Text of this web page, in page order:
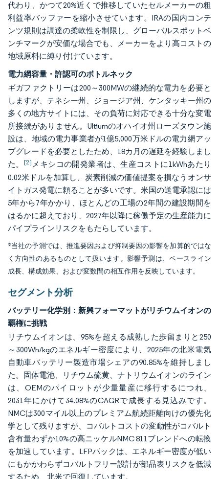
代わり、かつて20%近くで推移していたセルメーカーの粗
利益率バッファーを縮小させています。IRAの国内コンテ
ンツ規則は調達の柔軟性を制限し、グローバルスポットベ
ンチマークが安価な場合でも、メーカーをより高コストの
地域原料に縛り付けています。
電力網容量・許認可のボトルネック
ギガファクトリーは200～300MWの継続的な電力を必要と
しますが、テネシー州、ジョージア州、ケンタッキー州の
多くの地方サイトには、その負荷に対応できる十分な変電
所接続がありません。Ultiumのオハイオ州ローズタウン施
設は、地域の電力事業者が1億5,000万米ドルの電力網アッ
プグレードを必要としたため、18カ月の遅延を経験しまし
た。 [2]メキシコの開発業者は、生産コストに1kWhあたり
0.02米ドルを加算し、炭素削減の価値提案を損なうオンサ
イトガス発電に頼ることが多いです。米国の送電承認には
5年から7年かかり、ほとんどの工場の2年間の建設期間を
はるかに超えており、2027年以降に稼働予定の生産能力に
パイプラインリスクをもたらしています。
*当社の予測では、推進要因および抑制要因の影響を加算的ではな
く方向性のあるものとして扱います。影響予測は、ベースライン
成長、構成効果、および変数間の相互作用を反映しています。
セグメント分析
バッテリー化学別：新興フォーマットがリチウムイオンの
覇権に挑戦
リチウムイオンは、95%を超える成熟した歩留まりと250
～300Wh/kgのエネルギー密度により、2025年の北米電気
自動車バッテリー製造市場シェアの90.85%を維持しまし
た。固体電池、リチウム硫黄、ナトリウムイオンのライン
は、OEMのパイロットが少量量産に移行するにつれ、
2031年にかけて34.08%のCAGRで成長する見込みです。
NMCは300マイル以上のプレミアム航続距離向けの優先化
学として残りますが、コバルトコストの変動性がコバルト
含有量わずか10%の高ニッケルNMC 811ブレンドへの転換
を加速しています。LFPパックは、エネルギー密度が低い
にもかかわらずコバルトフリー設計が部品表リスクを低減
するため、北米で回復しています。